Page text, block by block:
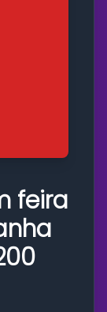
feira